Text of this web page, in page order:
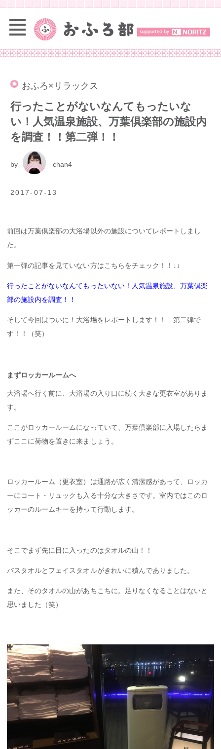
おふろ×リラックス
行ったことがないなんてもったいな
い！人気温泉施設、万葉倶楽部の施設内
を調査！！第二弾！！
by chan4
2017-07-13
前回は万葉倶楽部の大浴場以外の施設についてレポートしまし
た。
第一弾の記事を見ていない方はこちらをチェック！！↓↓
行ったことがないなんてもったいない！人気温泉施設、万葉倶楽
部の施設内を調査！！
そして今回はついに！大浴場をレポートします！！ 第二弾で
す！！（笑）
まずロッカールームへ
大浴場へ行く前に、大浴場の入り口に続く大きな更衣室がありま
す。
ここがロッカールームになっていて、万葉倶楽部に入場したらま
ずここに荷物を置きに来ましょう。
ロッカールーム（更衣室）は通路が広く清潔感があって、ロッカ
ーにコート・リュックも入る十分な大きさです。室内ではこのロ
ッカーのルームキーを持って行動します。
そこでまず先に目に入ったのはタオルの山！！
バスタオルとフェイスタオルがきれいに積んでありました。
また、そのタオルの山があちこちに。足りなくなることはないと
思いました（笑）